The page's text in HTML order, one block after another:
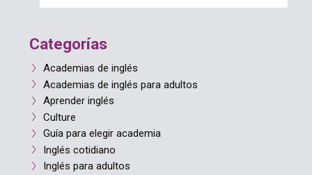
Categorías
Academias de inglés
Academias de inglés para adultos
Aprender inglés
Culture
Guía para elegir academia
Inglés cotidiano
Inglés para adultos